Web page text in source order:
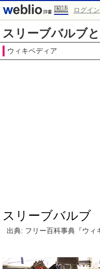
国語 ログイン
スリーブバルブ
ウィキペディア
スリーブバルブ
出典: フリー百科事典『ウィ